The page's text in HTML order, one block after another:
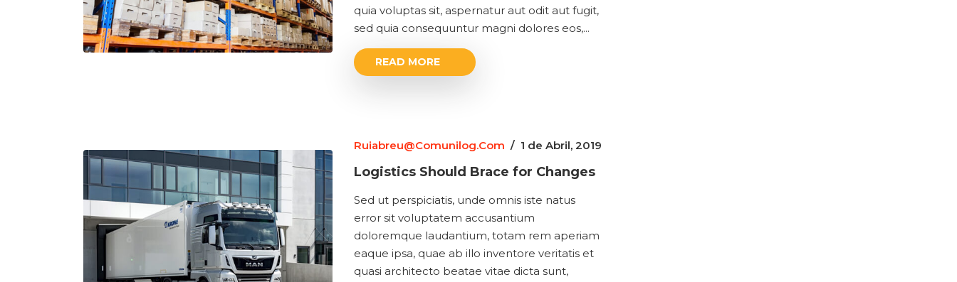
quia voluptas sit, aspernatur aut odit aut fugit,
sed quia consequuntur magni dolores eos,...
READ MORE
Ruiabreu@comunilog.com / 1 de Abril, 2019
Logistics Should Brace for Changes
Sed ut perspiciatis, unde omnis iste natus
error sit voluptatem accusantium
doloremque laudantium, totam rem aperiam
eaque ipsa, quae ab illo inventore veritatis et
quasi architecto beatae vitae dicta sunt,